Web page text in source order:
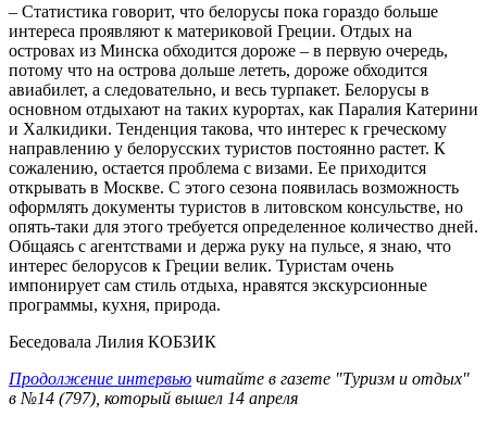
– Статистика говорит, что белорусы пока гораздо больше
интереса проявляют к материковой Греции. Отдых на
островах из Минска обходится дороже – в первую очередь,
потому что на острова дольше лететь, дороже обходится
авиабилет, а следовательно, и весь турпакет. Белорусы в
основном отдыхают на таких курортах, как Паралия Катерини
и Халкидики. Тенденция такова, что интерес к греческому
направлению у белорусских туристов постоянно растет. К
сожалению, остается проблема с визами. Ее приходится
открывать в Москве. С этого сезона появилась возможность
оформлять документы туристов в литовском консульстве, но
опять-таки для этого требуется определенное количество дней.
Общаясь с агентствами и держа руку на пульсе, я знаю, что
интерес белорусов к Греции велик. Туристам очень
импонирует сам стиль отдыха, нравятся экскурсионные
программы, кухня, природа.
Беседовала Лилия КОБЗИК
Продолжение интервью читайте в газете "Туризм и отдых"
в №14 (797), который вышел 14 апреля